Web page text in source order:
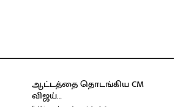
ஆட்டத்தை தொடங்கிய CM
விஜய்…